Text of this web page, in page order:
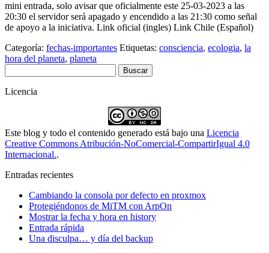
mini entrada, solo avisar que oficialmente este 25-03-2023 a las
20:30 el servidor será apagado y encendido a las 21:30 como señal
de apoyo a la iniciativa. Link oficial (ingles) Link Chile (Español)
Categoría: fechas-importantes Etiquetas: consciencia, ecologia, la
hora del planeta, planeta
Licencia
Este blog y todo el contenido generado está bajo una Licencia
Creative Commons Atribución-NoComercial-CompartirIgual 4.0
Internacional..
Entradas recientes
Cambiando la consola por defecto en proxmox
Protegiéndonos de MiTM con ArpOn
Mostrar la fecha y hora en history
Entrada rápida
Una disculpa… y día del backup